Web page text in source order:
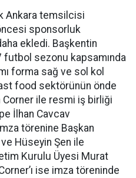
Ankara temsilcisi
sponsorluk
ekledi. Başkentin
futbol sezonu kapsamında
forma sağ ve sol kol
food sektörünün önde
Corner ile resmi iş birliği
İlhan Cavcav
törenine Başkan
ve Hüseyin Şen ile
Kurulu Üyesi Murat
ise imza töreninde